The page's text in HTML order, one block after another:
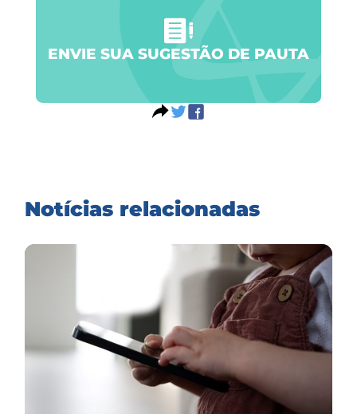
ENVIE SUA SUGESTÃO DE PAUTA
Notícias relacionadas